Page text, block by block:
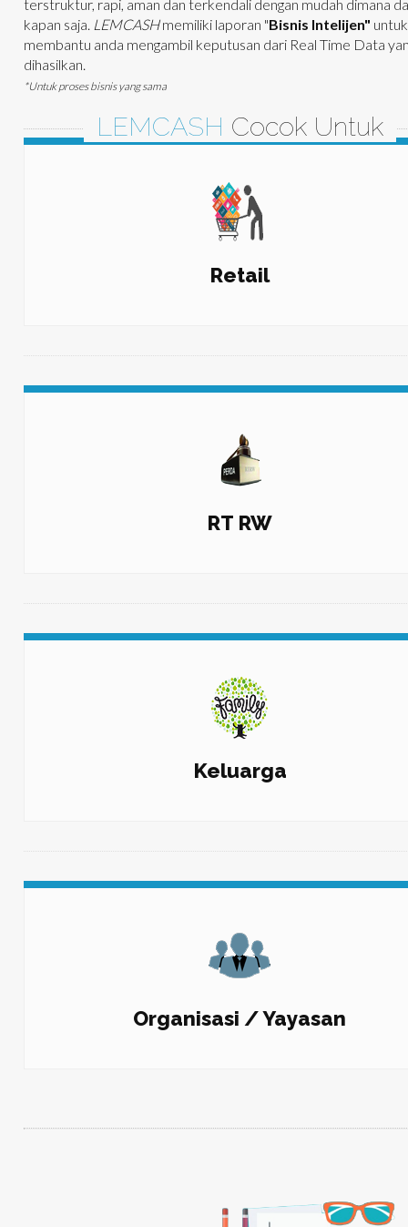
terstruktur, rapi, aman dan terkendali dengan mudah dimana
kapan saja. LEMCASHmemiliki laporan "Bisnis Intelijen" untuk
membantu anda mengambil keputusan dari Real Time Data
dihasilkan.
*Untuk proses bisnis yang sama
LEMCASH Cocok Untuk
Retail
RT RW
Keluarga
Organisasi / Yayasan